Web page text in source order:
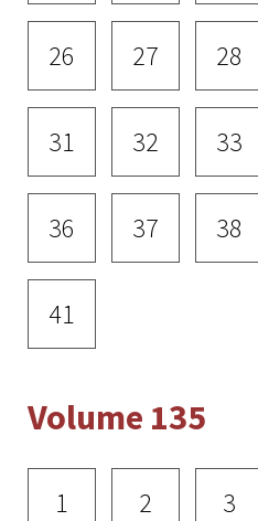
26 27 28
31 32 33
36 37 38
41
Volume 135
1 2 3